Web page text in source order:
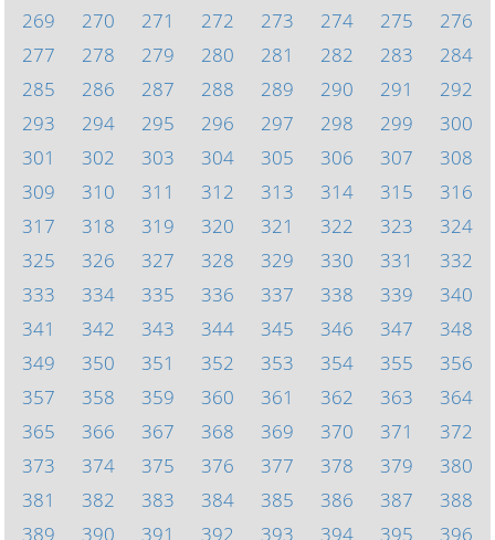
269
270 271 272 273 274 275
276
277
278 279 280 281 282 283
284
285
286 287 288 289 290 291
292
293
294 295 296 297 298 299
300
301
302 303 304 305 306 307
308
309
310 311 312 313 314 315
316
317
318 319 320 321 322 323
324
325
326 327 328 329 330 331
332
333
334 335 336 337 338 339
340
341
342 343 344 345 346 347
348
349
350 351 352 353 354 355
356
357
358 359 360 361 362 363
364
365
366 367 368 369 370 371
372
373
374 375 376 377 378 379
380
381
382 383 384 385 386 387
388
389
390 391 392 393 394 395 396